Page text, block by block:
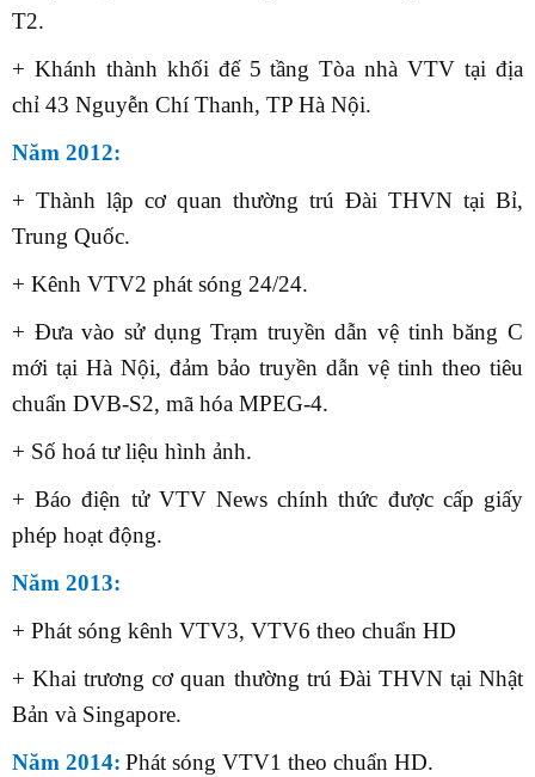
T2.
+ Khánh thành khối đế 5 tầngTòa nhà VTVtại địa
chỉ 43 Nguyễn Chí Thanh, TP Hà Nội.
Năm 2012:
+ Thành lập cơ quan thường trú Đài THVN tại Bỉ,
Trung Quốc.
+ Kênh VTV2 phát sóng 24/24.
+ Đưa vào sử dụng Trạm truyền dẫn vệ tinh băng C
mới tại Hà Nội, đảm bảo truyền dẫn vệ tinh theo tiêu
chuẩn DVB-S2, mã hóa MPEG-4.
+ Số hoá tư liệu hình ảnh.
+ Báo điện tử VTV News chính thức được cấp giấy
phép hoạt động.
Năm 2013:
+ Phát sóng kênh VTV3, VTV6 theo chuẩn HD
+ Khai trương cơ quan thường trú Đài THVN tại Nhật
Bản và Singapore.
Năm 2014: Phát sóng VTV1 theo chuẩn HD.